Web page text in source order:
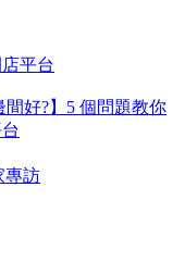
平台
間好?】5 個問題教你
專訪